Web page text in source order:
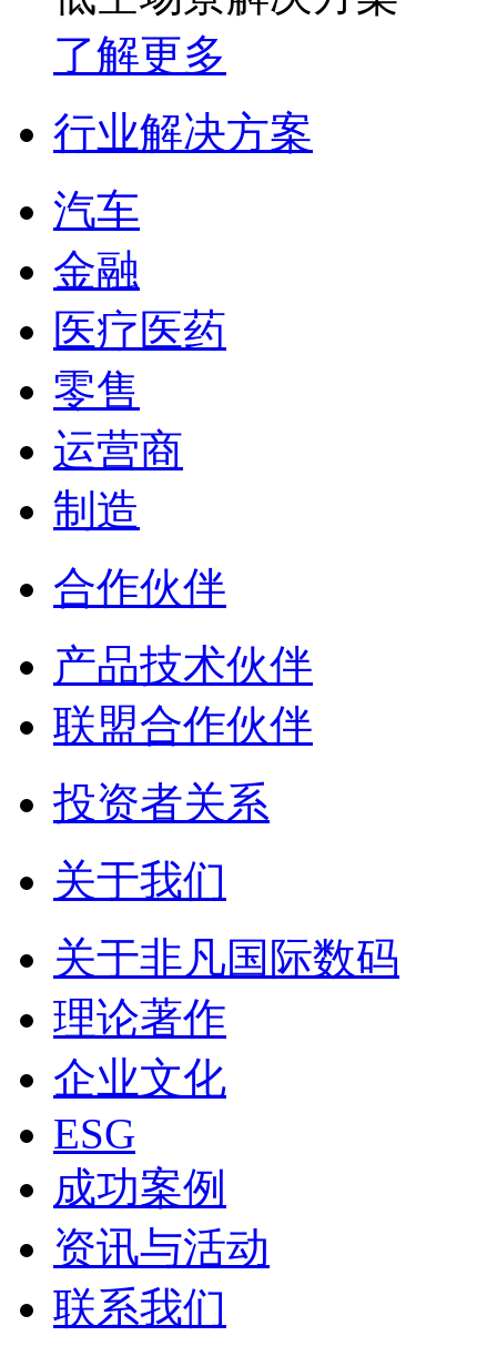
了解更多
行业解决方案
汽车
金融
医疗医药
零售
运营商
制造
合作伙伴
产品技术伙伴
联盟合作伙伴
投资者关系
关于我们
关于非凡国际数码
理论著作
企业文化
ESG
成功案例
资讯与活动
联系我们